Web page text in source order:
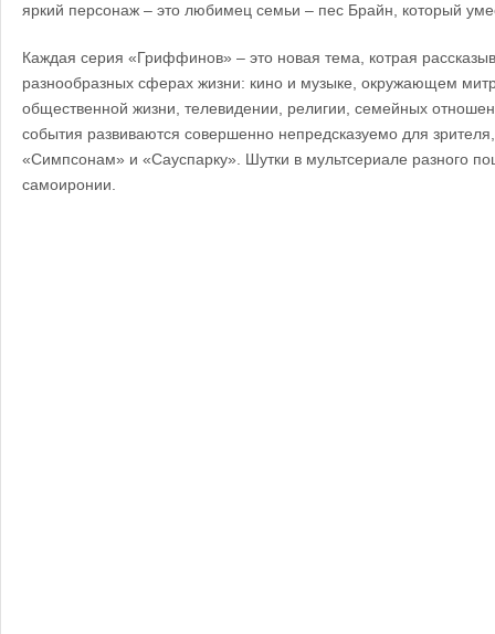
яркий персонаж – это любимец семьи – пес Брайн, который
Каждая серия «Гриффинов» – это новая тема, котрая
разнообразных сферах жизни: кино и музыке, окружающем
общественной жизни, телевидении, религии, семейных
события развиваются совершенно непредсказуемо для
«Симпсонам» и «Сауспарку». Шутки в мультсериале разного
самоиронии.